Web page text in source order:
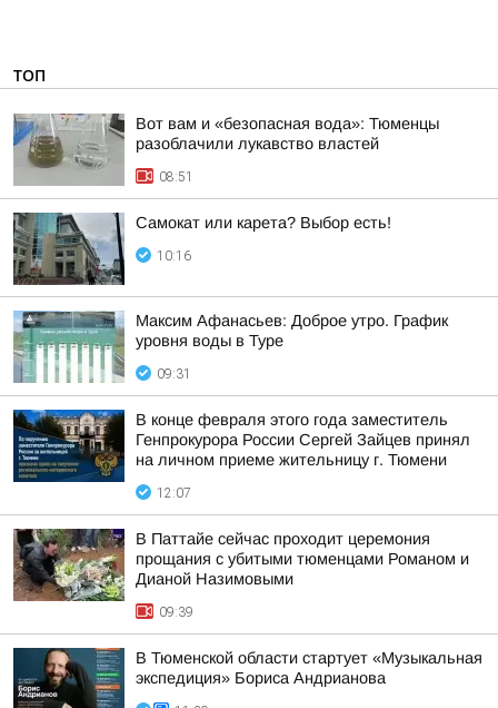
ТОП
Вот вам и «безопасная вода»: Тюменцы
разоблачили лукавство властей
08:51
Самокат или карета? Выбор есть!
10:16
Максим Афанасьев: Доброе утро. График
уровня воды в Туре
09:31
В конце февраля этого года заместитель
Генпрокурора России Сергей Зайцев принял
на личном приеме жительницу г. Тюмени
12:07
В Паттайе сейчас проходит церемония
прощания с убитыми тюменцами Романом и
Дианой Назимовыми
09:39
В Тюменской области стартует «Музыкальная
экспедиция» Бориса Андрианова